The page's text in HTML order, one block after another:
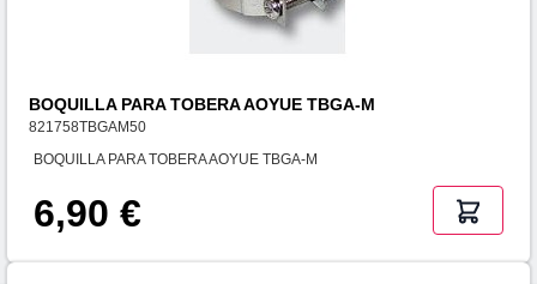
BOQUILLA PARA TOBERA AOYUE TBGA-M
821758TBGAM50
BOQUILLA PARA TOBERA AOYUE TBGA-M
6,90 €